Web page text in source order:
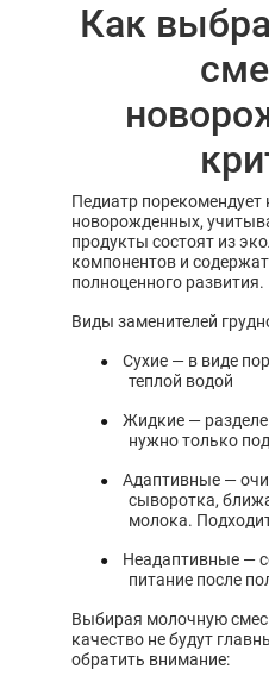
Как
Педиатр порекомендует
новорожденных,
продукты состоят из
компонентов и
полноценного развития.
Виды заменителей
●
Сухие — в виде
теплой водой
●
Жидкие —
нужно только
●
Адаптивные —
сыворотка,
молока.
●
Неадаптивные —
питание после
Выбирая молочную
качество не будут
обратить внимание: